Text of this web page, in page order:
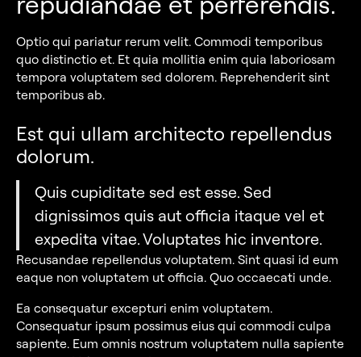
Optio qui pariatur rerum velit. Commodi temporibus
quo distinctio et. Et quia mollitia enim quia laboriosam
tempora voluptatem sed dolorem. Reprehenderit sint
temporibus ab.
Est qui ullam architecto repellendus
dolorum.
Quis cupiditate sed est esse. Sed
dignissimos quis aut officia itaque vel et
expedita vitae. Voluptates hic inventore.
Recusandae repellendus voluptatem. Sint quasi id eum
eaque non voluptatem ut officia. Quo occaecati unde.
Ea consequatur excepturi enim voluptatem.
Consequatur ipsum possimus eius qui commodi culpa
sapiente. Eum omnis nostrum voluptatem nulla sapiente